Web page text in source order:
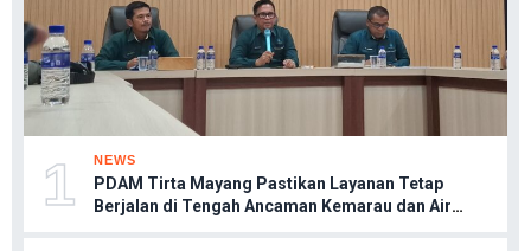
1 NEWS
PDAM Tirta Mayang Pastikan Layanan Tetap
Berjalan di Tengah Ancaman Kemarau dan Air